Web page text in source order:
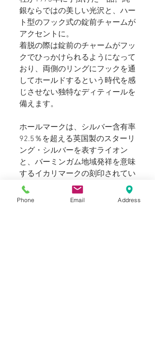
銀ならではの美しい光沢と、ハー
ト型のフック式の錠前チャームが
アクセントに。
着脱の際は錠前のチャームがフッ
クでひっかけられるようになって
おり、両側のリングにフックを通
してホールドするという時代を感
じさせない独特なディティールを
備えます。
ホールマークは、シルバー含有率
92.5％を超える英国製のスターリ
ング・シルバーを表すライオン
と、バーミンガム地域発祥を意味
するイカリマークの刻印されてい
ます。
Phone Email Address